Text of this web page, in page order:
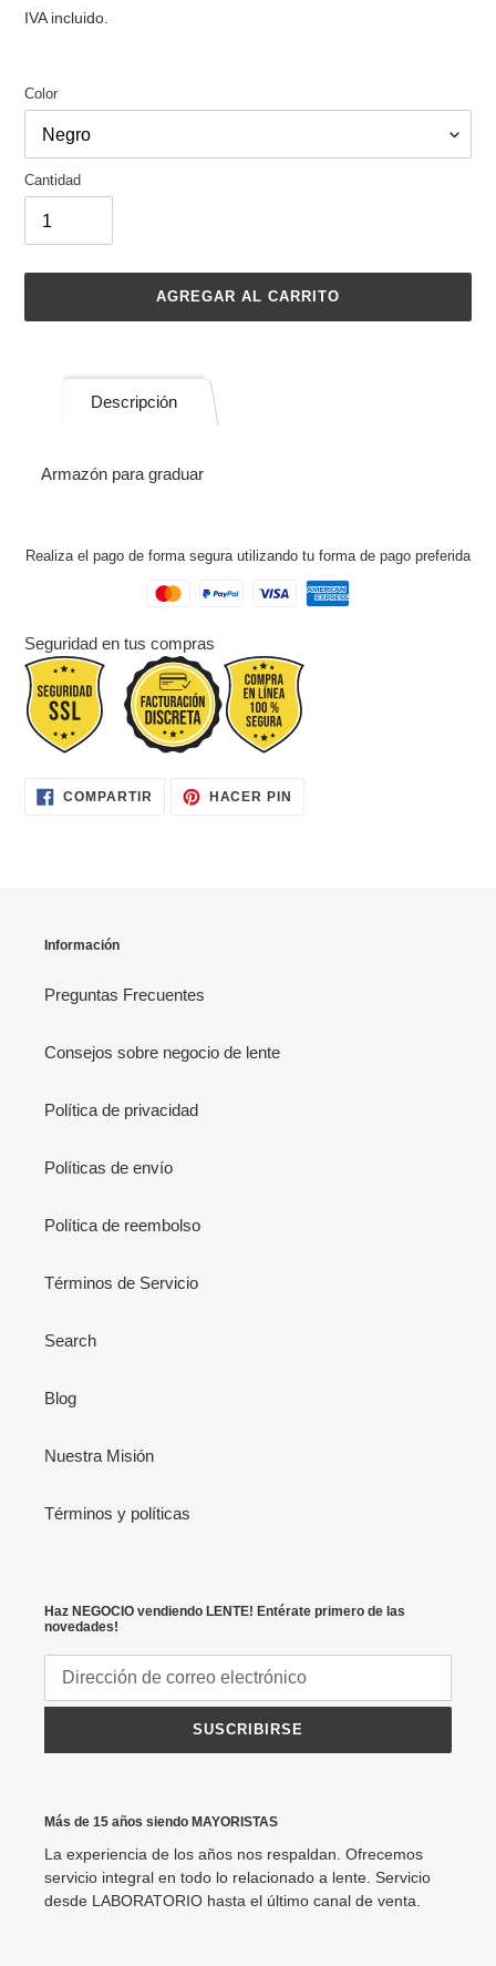
habitual
IVA incluido.
Color
Cantidad
AGREGAR AL CARRITO
carrito
Descripción
Armazón para graduar
Realiza el pago de forma segura utilizando tu forma de pago preferida
Seguridad en tus compras
COMPARTIR COMPARTIR
EN
HACER PIN
Información
Preguntas Frecuentes
Consejos sobre negocio de lente
Política de privacidad
Políticas de envío
Política de reembolso
Términos de Servicio
Search
Blog
Nuestra Misión
Términos y políticas
Haz NEGOCIO vendiendo LENTE! Entérate primero de las
novedades!
SUSCRIBIRSE
Más de 15 años siendo MAYORISTAS
La experiencia de los años nos respaldan. Ofrecemos
servicio integral en todo lo relacionado a lente. Servicio
desde LABORATORIO hasta el último canal de venta.